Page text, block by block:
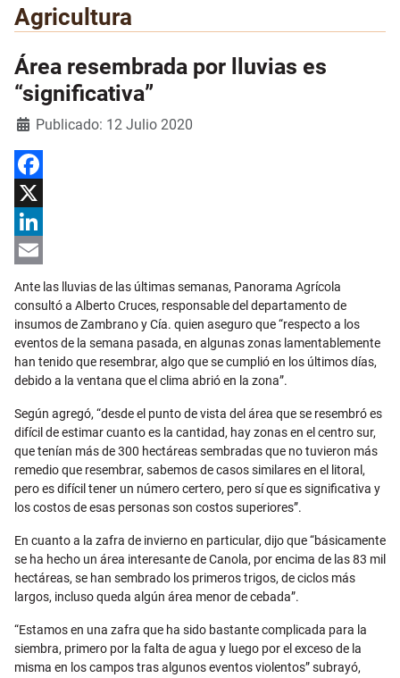
Agricultura
Área resembrada por lluvias es
“significativa”
Detalles
Publicado: 12 Julio 2020
Facebook
X
LinkedIn
Email
Ante las lluvias de las últimas semanas, Panorama Agrícola
consultó a Alberto Cruces, responsable del departamento de
insumos de Zambrano y Cía. quien aseguro que “respecto a los
eventos de la semana pasada, en algunas zonas lamentablemente
han tenido que resembrar, algo que se cumplió en los últimos días,
debido a la ventana que el clima abrió en la zona”.
Según agregó, “desde el punto de vista del área que se resembró es
difícil de estimar cuanto es la cantidad, hay zonas en el centro sur,
que tenían más de 300 hectáreas sembradas que no tuvieron más
remedio que resembrar, sabemos de casos similares en el litoral,
pero es difícil tener un número certero, pero sí que es significativa y
los costos de esas personas son costos superiores”.
En cuanto a la zafra de invierno en particular, dijo que “básicamente
se ha hecho un área interesante de Canola, por encima de las 83 mil
hectáreas, se han sembrado los primeros trigos, de ciclos más
largos, incluso queda algún área menor de cebada”.
“Estamos en una zafra que ha sido bastante complicada para la
siembra, primero por la falta de agua y luego por el exceso de la
misma en los campos tras algunos eventos violentos” subrayó,